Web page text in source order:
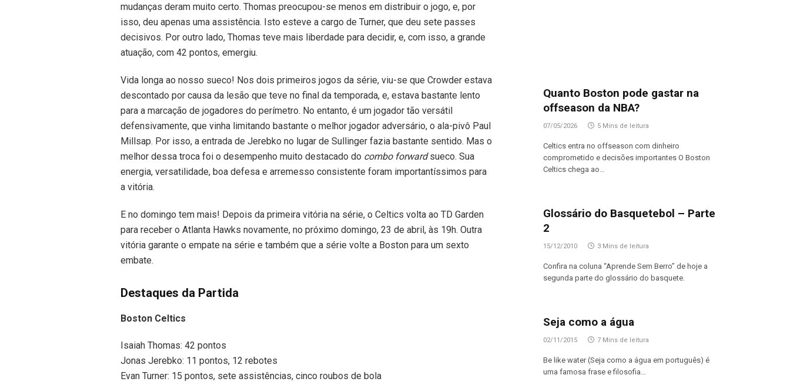
mudanças deram muito certo. Thomas preocupou-se menos em distribuir o jogo, e, por
isso, deu apenas uma assistência. Isto esteve a cargo de Turner, que deu sete passes
decisivos. Por outro lado, Thomas teve mais liberdade para decidir, e, com isso, a grande
atuação, com 42 pontos, emergiu.
Vida longa ao nosso sueco! Nos dois primeiros jogos da série, viu-se que Crowder estava
descontado por causa da lesão que teve no final da temporada, e, estava bastante lento
para a marcação de jogadores do perímetro. No entanto, é um jogador tão versátil
defensivamente, que vinha limitando bastante o melhor jogador adversário, o ala-pivô Paul
Millsap. Por isso, a entrada de Jerebko no lugar de Sullinger fazia bastante sentido. Mas o
melhor dessa troca foi o desempenho muito destacado do combo forwardsueco. Sua
energia, versatilidade, boa defesa e arremesso consistente foram importantíssimos para
a vitória.
E no domingo tem mais! Depois da primeira vitória na série, o Celtics volta ao TD Garden
para receber o Atlanta Hawks novamente, no próximo domingo, 23 de abril, às 19h. Outra
vitória garante o empate na série e também que a série volte a Boston para um sexto
embate.
Destaques da Partida
Boston Celtics
Isaiah Thomas: 42 pontos
Jonas Jerebko: 11 pontos, 12 rebotes
Evan Turner: 15 pontos, sete assistências, cinco roubos de bola
Quanto Boston pode gastar na
offseason da NBA?
07/05/2026 5 Mins de leitura
Celtics entra no offseason com dinheiro
comprometido e decisões importantes O Boston
Celtics chega ao…
Glossário do Basquetebol – Parte
2
15/12/2010 3 Mins de leitura
Confira na coluna “Aprende Sem Berro” de hoje a
segunda parte do glossário do basquete.
Seja como a água
02/11/2015 7 Mins de leitura
Be like water (Seja como a água em português) é
uma famosa frase e filosofia…